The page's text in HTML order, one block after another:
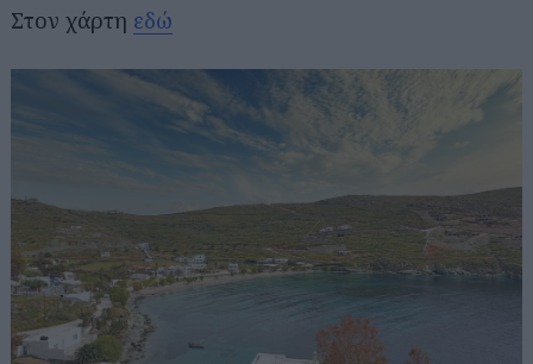
Στον χάρτη εδώ